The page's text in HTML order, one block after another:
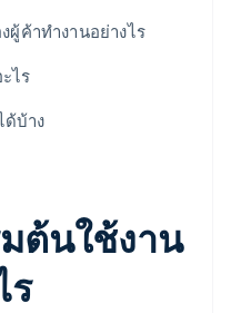
ผู้ค้าทำงานอย่างไร
ไร
ด้บ้าง
ต้นใช้งาน
ร